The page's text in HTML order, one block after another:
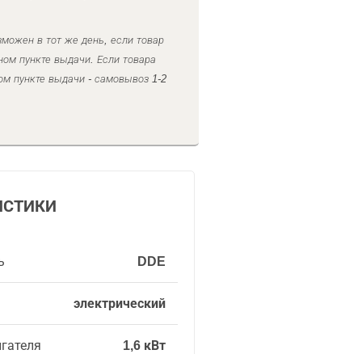
в тот же день, если товар
пункте выдачи. Если товара
пункте выдачи - самовывоз 1-2
DDE
электрический
1,6 кВт